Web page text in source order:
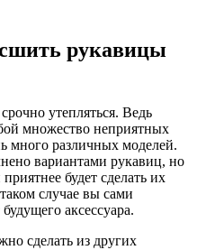
рукавицы
утепляться. Ведь
множество неприятных
много различных моделей.
вариантами рукавиц, но
будет сделать их
случае вы сами
аксессуара.
сделать из других